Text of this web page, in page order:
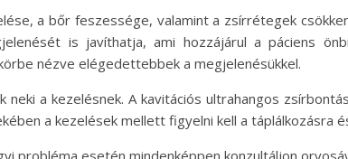
a bőr feszessége, valamint a zsírrétegek
is javíthatja, ami hozzájárul a páciens
nézve elégedettebbek a megjelenésükkel.
neki a kezelésnek. A kavitációs ultrahangos
a kezelések mellett figyelni kell a táplálkozásra